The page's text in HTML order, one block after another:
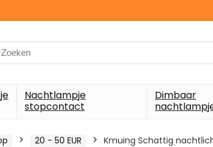
Nachtlampje
stopcontact
Dimbaar
20 - 50 EUR
Kmuing Schattig